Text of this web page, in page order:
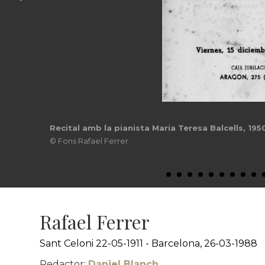
Recital amb la pianista Maria Teresa Balcells,
© Fons Rafael Ferrer
Rafael Ferrer
Sant Celoni 22-05-1911 - Barcelona, 26-03-1988